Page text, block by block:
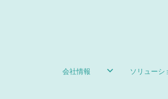
会社情報 ソリューシ